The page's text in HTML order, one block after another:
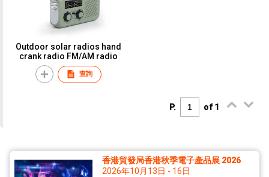
Outdoor solar radios hand
crank radio FM/AM radio
查詢
P. of 1
香港貿發局香港秋季電子產品展 2026
2026年10月13日 - 16日